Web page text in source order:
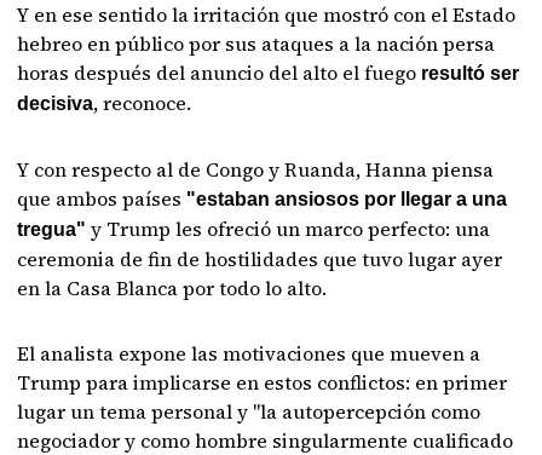
Y en ese sentido la irritación que mostró con el Estado
hebreo en público por sus ataques a la nación persa
horas después del anuncio del alto el fuego resultó ser
decisiva, reconoce.
Y con respecto al de Congo y Ruanda, Hanna piensa
que ambos países "estaban ansiosos por llegar a una
tregua"y Trump les ofreció un marco perfecto: una
ceremonia de fin de hostilidades que tuvo lugar ayer
en la Casa Blanca por todo lo alto.
El analista expone las motivaciones que mueven a
Trump para implicarse en estos conflictos: en primer
lugar un tema personal y "la autopercepción como
negociador y como hombre singularmente cualificado